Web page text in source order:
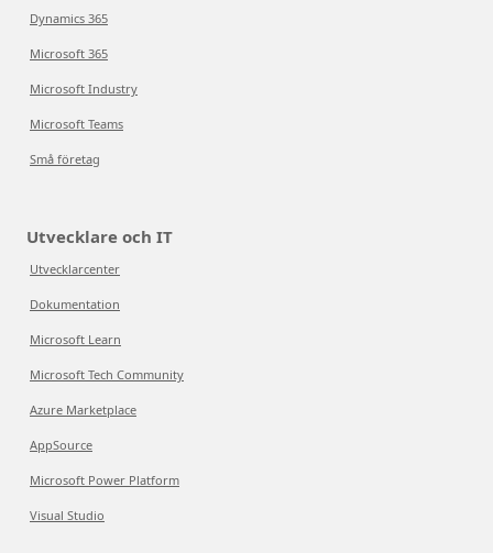
Dynamics 365
Microsoft 365
Microsoft Industry
Microsoft Teams
Små företag
Utvecklare och IT
Utvecklarcenter
Dokumentation
Microsoft Learn
Microsoft Tech Community
Azure Marketplace
AppSource
Microsoft Power Platform
Visual Studio